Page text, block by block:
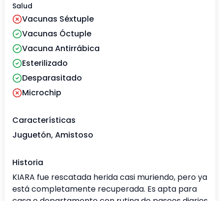
Salud
Vacunas Séxtuple
Vacunas Óctuple
Vacuna Antirrábica
Esterilizado
Desparasitado
Microchip
Características
Juguetón, Amistoso
Historia
KIARA fue rescatada herida casi muriendo, pero ya
está completamente recuperada. Es apta para